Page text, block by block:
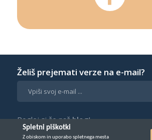
Želiš prejemati verze na e-mail?
Poglej si še našblog!
Spletni piškotki
Z obiskom in uporabo spletnega mesta